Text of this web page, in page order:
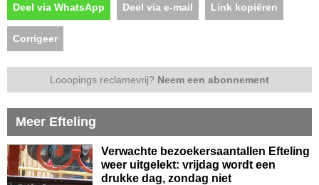
Deel via WhatsApp Deel via e-mail Link kopiëren
Corrigeer
Looopings reclamevrij? Neem een abonnement
Meer Efteling
Verwachte bezoekersaantallen Efteling
weer uitgelekt: vrijdag wordt een
drukke dag, zondag niet